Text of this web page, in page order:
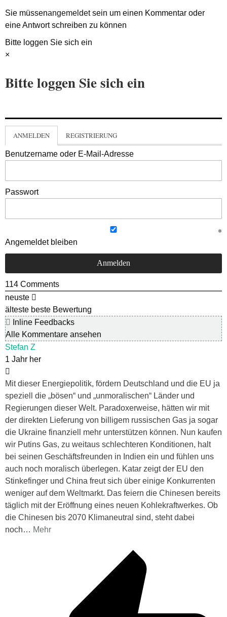
Sie müssenangemeldetsein um einen Kommentar oder
eine Antwort schreiben zu können
Bitte loggen Sie sich ein
×
Bitte loggen Sie sich ein
ANMELDEN REGISTRIERUNG
Benutzername oder E-Mail-Adresse
Passwort
Angemeldet bleiben
114 Comments
neuste
älteste beste Bewertung
Inline Feedbacks
Alle Kommentare ansehen
Stefan Z
1 Jahr her
Mit dieser Energiepolitik, fördern Deutschland und die EU ja
speziell die „bösen“ und „unmoralischen“ Länder und
Regierungen dieser Welt. Paradoxerweise, hätten wir mit
der direkten Lieferung von billigem russischen Gas ja sogar
die Ukraine finanziell mehr unterstützen können. Nun kaufen
wir Putins Gas, zu weitaus schlechteren Konditionen, halt
bei seinen Geschäftsfreunden in Indien ein und fühlen uns
auch noch moralisch überlegen. Katar zeigt der EU den
Stinkefinger und China freut sich über einige Konkurrenten
weniger auf dem Weltmarkt. Das feiern die Chinesen bereits
täglich mit der Eröffnung eines neuen Kohlekraftwerkes. Ob
die Chinesen bis 2070 Klimaneutral sind, steht dabei
noch… Mehr